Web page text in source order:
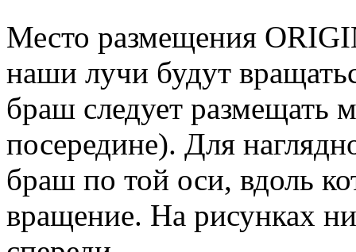
Место размещения
наши лучи будут
браш следует размещать
посередине). Для
браш по той оси, вдоль
вращение. На рисунках